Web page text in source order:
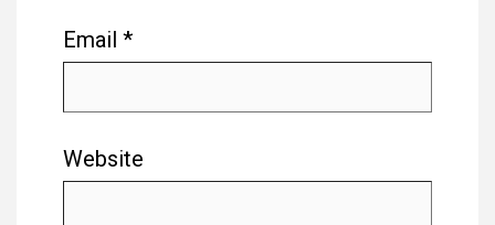
Email *
Website